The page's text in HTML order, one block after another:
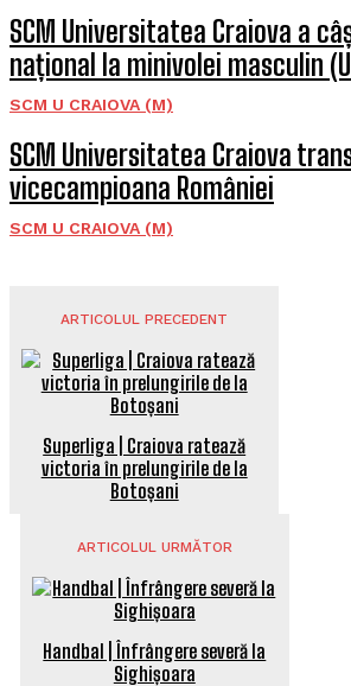
SCM Universitatea Craiova a
național la minivolei masculin
SCM U CRAIOVA (M)
SCM Universitatea Craiova
vicecampioana României
SCM U CRAIOVA (M)
ARTICOLUL PRECEDENT
Superliga | Craiova ratează
victoria în prelungirile de la
Botoșani
ARTICOLUL URMĂTOR
Handbal | Înfrângere severă la
Sighișoara